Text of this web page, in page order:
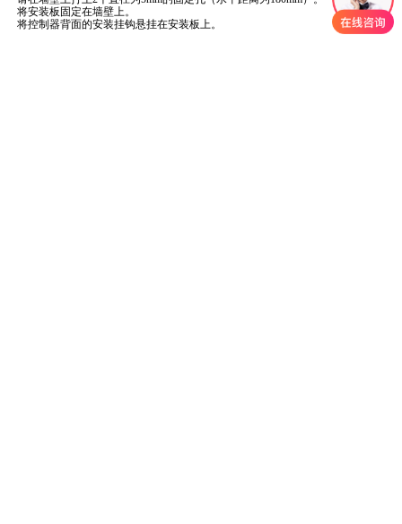
将安装板固定在墙壁上。
将控制器背面的安装挂钩悬挂在安装板上。